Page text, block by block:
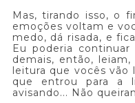
Mas, tirando isso, o
emoções voltam e
medo, dá risada, e
Eu poderia
demais, então,
leitura que vocês vão
que entrou para a
avisando... Não